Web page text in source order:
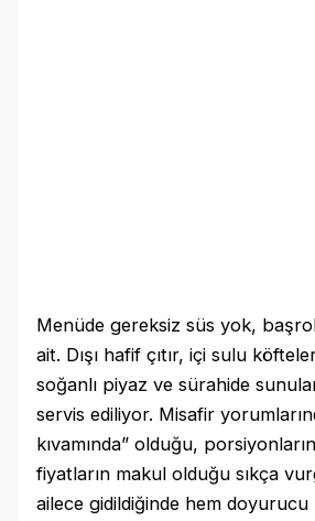
Menüde gereksiz süs yok,
ait. Dışı hafif çıtır, içi sulu
soğanlı piyaz ve sürahide
servis ediliyor. Misafir
kıvamında” olduğu,
fiyatların makul olduğu sıkça
ailece gidildiğinde hem